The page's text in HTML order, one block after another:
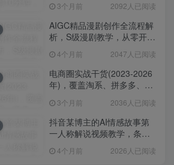
【揭秘】
3个月前 2092人已阅读
AIGC精品漫剧创作全流程解
析，S级漫剧教学，从零开始
4个月前 2047人已阅读
电商圈实战干货(2023-2026
年)，覆盖淘系、拼多多、抖
电商人避开坑、提效率、稳
盈利(更新4月)
3个月前 2036人已阅读
抖音某博主的AI情感故事第
一人称解说视频教学，条条
4个月前 2026人已阅读